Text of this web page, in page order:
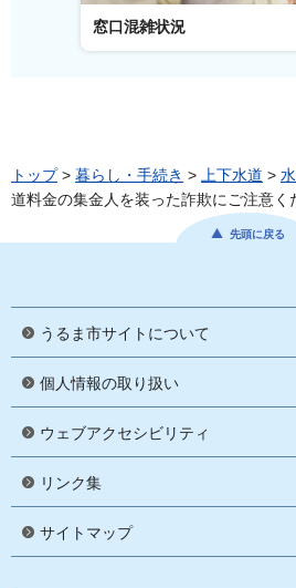
窓口混雑状況
トップ> 暮らし・手続き > 上下水道 >
道料金の集金人を装った詐欺にご注意く
先頭に戻る
うるま市サイトについて
個人情報の取り扱い
ウェブアクセシビリティ
リンク集
サイトマップ